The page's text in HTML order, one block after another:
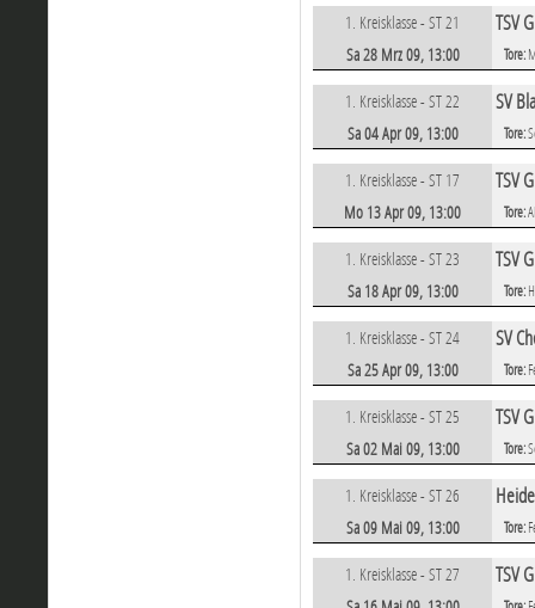
1. Kreisklasse - ST 21 TSV
Sa 28 Mrz 09, 13:00 Tore:
1. Kreisklasse - ST 22 SV
Sa 04 Apr 09, 13:00 Tore:
1. Kreisklasse - ST 17 TSV
Mo 13 Apr 09, 13:00 Tore:
1. Kreisklasse - ST 23 TSV
Sa 18 Apr 09, 13:00 Tore:
1. Kreisklasse - ST 24 SV
Sa 25 Apr 09, 13:00 Tore:
1. Kreisklasse - ST 25 TSV
Sa 02 Mai 09, 13:00 Tore:
1. Kreisklasse - ST 26
Sa 09 Mai 09, 13:00 Tore:
1. Kreisklasse - ST 27 TSV